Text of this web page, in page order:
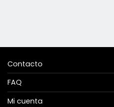
Contacto
FAQ
Mi cuenta